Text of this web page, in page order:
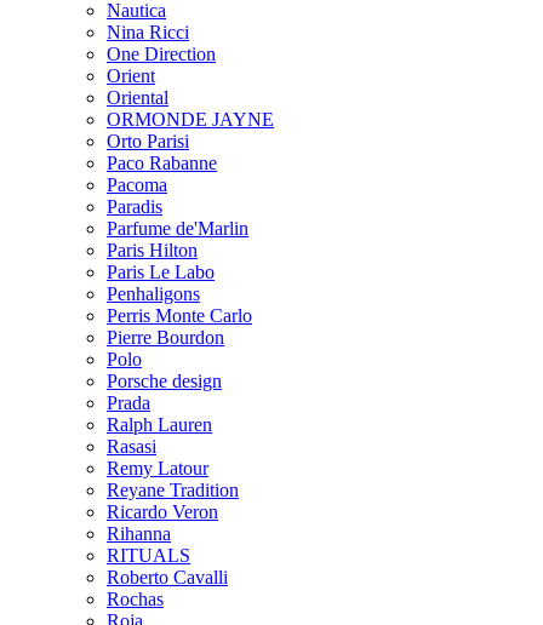
Nautica
Nina Ricci
One Direction
Orient
Oriental
ORMONDE JAYNE
Orto Parisi
Paco Rabanne
Pacoma
Paradis
Parfume de'Marlin
Paris Hilton
Paris Le Labo
Penhaligons
Perris Monte Carlo
Pierre Bourdon
Polo
Porsche design
Prada
Ralph Lauren
Rasasi
Remy Latour
Reyane Tradition
Ricardo Veron
Rihanna
RITUALS
Roberto Cavalli
Rochas
Roja